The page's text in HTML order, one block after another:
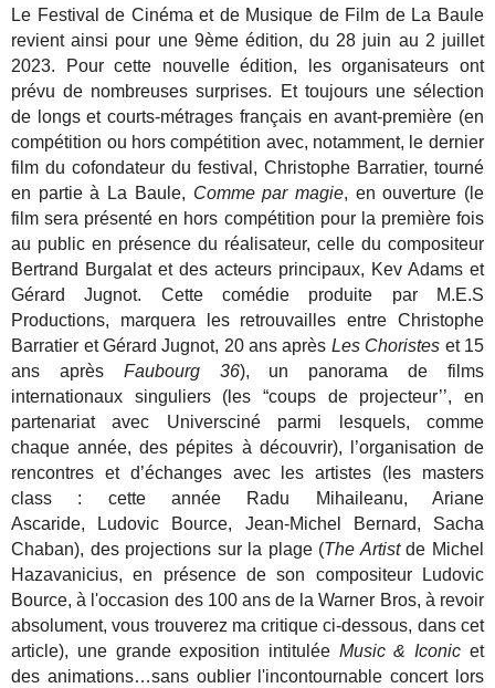
Le Festival de Cinéma et de Musique de Film de La Baule
revient ainsi pour une 9ème édition, du 28 juin au 2 juillet
2023.
Pour cette nouvelle édition, les organisateurs ont
prévu de nombreuses surprises. Et toujours une sélection
de longs et courts-métrages français en avant-première (en
compétition ou horscompétition avec, notamment, le dernier
film du cofondateur du festival, Christophe Barratier, tourné
en partie à La Baule, Comme par magie, en ouverture (le
film sera présenté en hors compétition pour la première fois
au public en présence du réalisateur, celle du compositeur
Bertrand Burgalat et des acteurs principaux, Kev Adams et
Gérard Jugnot. Cette comédie produite par M.E.S
Productions, marquera les retrouvailles entre Christophe
Barratier et Gérard Jugnot, 20 ans après Les Choristes et 15
ans après Faubourg 36), un panorama de films
internationaux singuliers (les “coups de projecteur’’, en
partenariat avec Universciné parmi lesquels, comme
chaque année, des pépites à découvrir), l’organisation de
rencontres et d’échanges avec les artistes (les masters
class : cette année Radu Mihaileanu, Ariane
Ascaride, Ludovic Bource, Jean-Michel Bernard, Sacha
Chaban), des projections sur la plage (The Artistde Michel
Hazavanicius, en présence de son compositeur Ludovic
Bource, à l'occasion des 100 ans de la Warner Bros, à revoir
absolument, vous trouverez ma critique ci-dessous, dans cet
article), une grande exposition intitulée Music & Iconic et
des animations…sans oublier l'incontournable concert lors